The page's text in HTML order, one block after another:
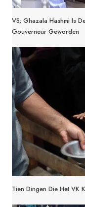
VS: Ghazala Hashmi Is
Gouverneur Geworden
Tien Dingen Die Het VK